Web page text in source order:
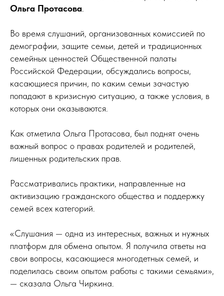
Ольга Протасова
Во время слушаний, организованных комиссией по
демографии, защите семьи, детей и традиционных
семейных ценностей Общественной палаты
Российской Федерации, обсуждались вопросы,
касающиеся причин, по каким семьи зачастую
попадают в кризисную ситуацию, а также условия, в
которых они оказываются.
Как отметила Ольга Протасова, был поднят очень
важный вопрос о правах родителей и родителей,
лишенных родительских прав.
Рассматривались практики, направленные на
активизацию гражданского общества и поддержку
семей всех категорий.
«Слушания — одна из интересных, важных и нужных
платформ для обмена опытом. Я получила ответы на
свои вопросы, касающиеся многодетных семей, и
поделилась своим опытом работы с такими семьями»,
— сказала Ольга Чиркина.